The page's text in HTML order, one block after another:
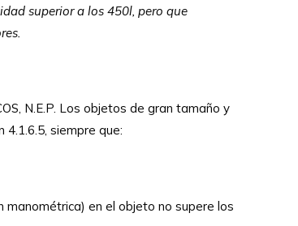
superior a los 450l, pero que
N.E.P. Los objetos de gran tamaño y
siempre que:
en el objeto no supere los